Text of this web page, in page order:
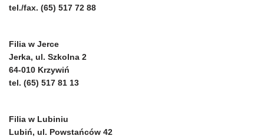
tel./fax. (65) 517 72 88
Filia w Jerce
Jerka, ul. Szkolna 2
64-010 Krzywiń
tel. (65) 517 81 13
Filia w Lubiniu
Lubiń, ul. Powstańców 42